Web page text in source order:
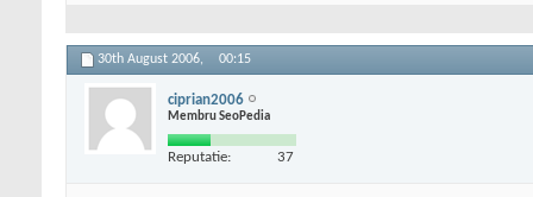
30th August 2006, 00:15
ciprian2006
Membru SeoPedia
Reputatie: 37